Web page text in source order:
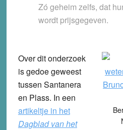
Zó geheim zelfs, dat
wordt prijsgegeven.
Over dit onderzoek
is gedoe geweest
tussen Santanera
en Plass. In een
artikeltje in het
Dagblad van het